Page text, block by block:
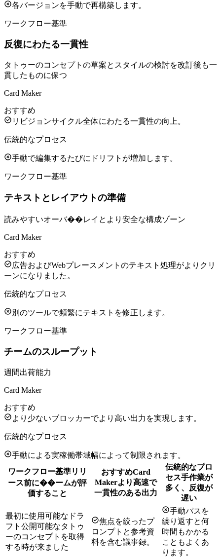
各バージョンを手動で再構築します。
ワークフロー基準
反復にわたる一貫性
タトゥーのコンセプトの草案とスタイルの検討を改訂後も一
貫したものに保つ
Card Maker
おすすめ
リビジョンサイクル全体にわたる一貫性の向上。
伝統的なプロセス
手動で編集するたびにドリフトが増加します。
ワークフロー基準
テキストとレイアウトの準備
読みやすいオーバ��レイとより安全な構成ゾーン
Card Maker
おすすめ
広告およびWebプレースメントのテキスト処理がよりクリ
ーンになりました。
伝統的なプロセス
別のツールで頻繁にテキストを修正します。
ワークフロー基準
チームのスループット
週間出荷能力
Card Maker
おすすめ
より少ないブロッカーでより高い出力を実現します。
伝統的なプロセス
手動による実稼働帯域幅によって制限されます。
ワークフロー基準リリ
ース前に��ームが評
価すること
おすすめCard
Makerより高速で
一貫性のある出力
伝統的なプロ
セス手作業が
多く、反復が
遅い
最初に使用可能なドラ
フト 公開可能なタトゥ
ーのコンセプトを取得
する時が来ました
焦点を絞ったプ
ロンプトと参考資
料を含む議事録。
手動パスを
繰り返すと何
時間もかかる
こともよくあ
ります。